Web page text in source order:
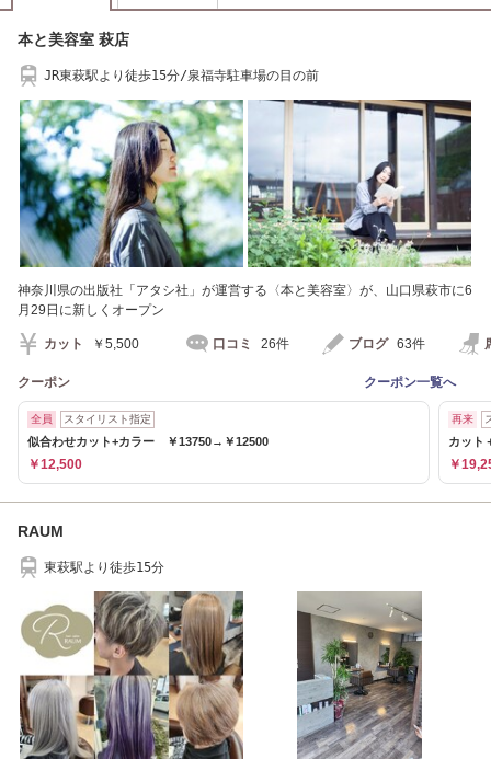
本と美容室 萩店
JR東萩駅より徒歩15分/泉福寺駐車場の目の前
神奈川県の出版社「アタシ社」が運営する〈本と美容室〉が、山口県萩市に6
月29日に新しくオープン
カット ￥5,500 口コミ 26件 ブログ 63件
クーポン クーポン一覧へ
全員 スタイリスト指定
似合わせカット+カラー ￥13750→￥12500
￥12,500
再来
カット
￥
RAUM
東萩駅より徒歩15分